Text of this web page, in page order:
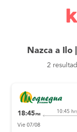
Nazca a Ilo
2
18:45 PM
10:45
Vie 07/08